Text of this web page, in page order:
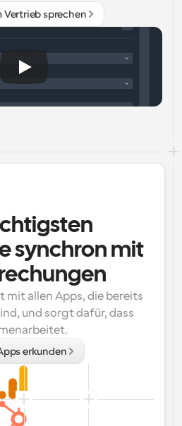
Vertrieb sprechen
synchron mit
allen Apps, die bereits
und sorgt dafür, dass
erkunden